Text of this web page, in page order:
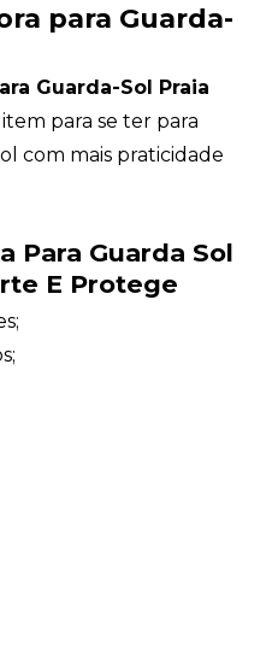
para Guarda-
Guarda-Sol Praia
para se ter para
com mais praticidade
Para Guarda Sol
E Protege